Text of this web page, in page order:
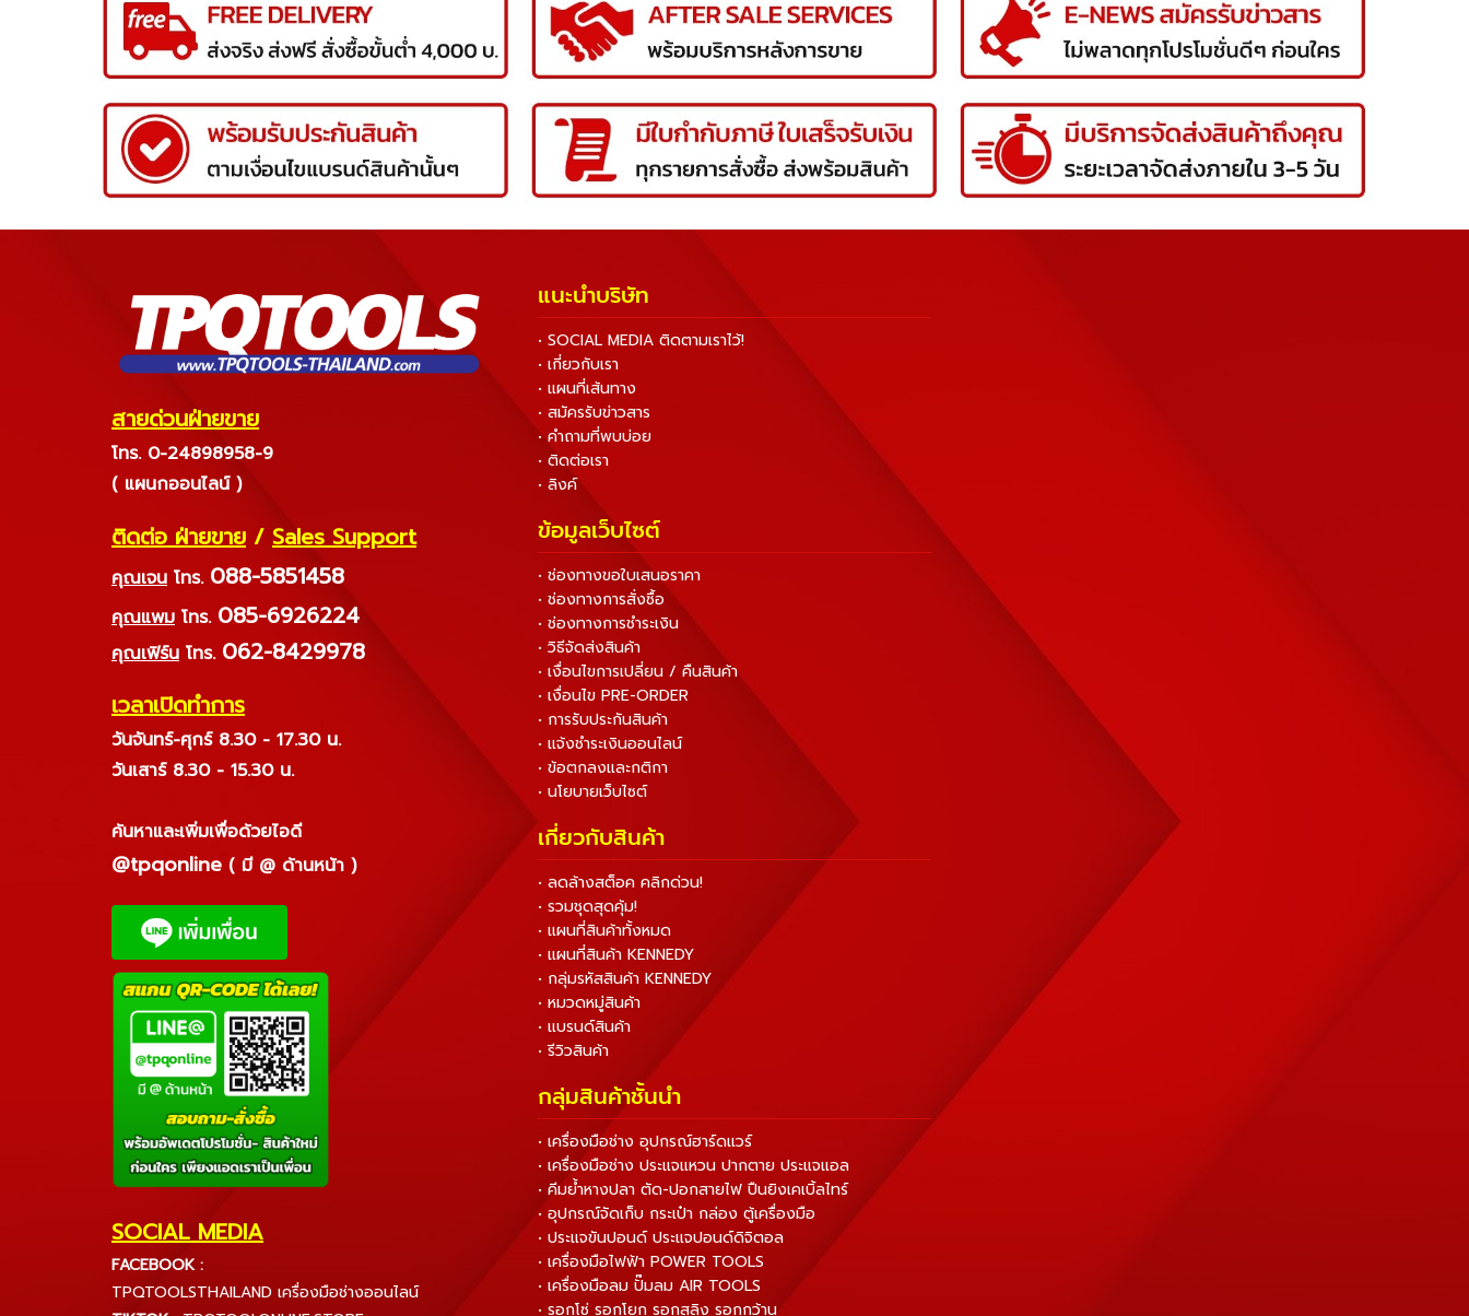
สายด่วนฝ่ายขาย
โทร. 0-24898958-9
( แผนกออนไลน์ )
ติดต่อ ฝ่ายขาย / Sales Support
คุณเจน โทร. 088-5851458
คุณแพม โทร. 085-6926224
คุณเฟิร์น โทร. 062-8429978
เวลาเปิดทำการ
วันจันทร์-ศุกร์ 8.30 - 17.30 น.
วันเสาร์ 8.30 - 15.30 น.
ค้นหาและเพิ่มเพื่อด้วยไอดี
@tpqonline ( มี @ ด้านหน้า )
SOCIAL MEDIA
FACEBOOK :
TPQTOOLSTHAILAND เครื่องมือช่างออนไลน์
แนะนำบริษัท
• SOCIAL MEDIA ติดตามเราไว้!
• เกี่ยวกับเรา
• แผนที่เส้นทาง
• สมัครรับข่าวสาร
• คำถามที่พบบ่อย
• ติดต่อเรา
• ลิงค์
ข้อมูลเว็บไซต์
• ช่องทางขอใบเสนอราคา
• ช่องทางการสั่งซื้อ
• ช่องทางการชำระเงิน
• วิธีจัดส่งสินค้า
• เงื่อนไขการเปลี่ยน / คืนสินค้า
• เงื่อนไข PRE-ORDER
• การรับประกันสินค้า
• แจ้งชำระเงินออนไลน์
• ข้อตกลงและกติกา
• นโยบายเว็บไซต์
เกี่ยวกับสินค้า
• ลดล้างสต็อค คลิกด่วน!
• รวมชุดสุดคุ้ม!
• แผนที่สินค้าทั้งหมด
• แผนที่สินค้า KENNEDY
• กลุ่มรหัสสินค้า KENNEDY
• หมวดหมู่สินค้า
• แบรนด์สินค้า
• รีวิวสินค้า
กลุ่มสินค้าชั้นนำ
• เครื่องมือช่าง อุปกรณ์ฮาร์ดแวร์
• เครื่องมือช่าง ประแจแหวน ปากตาย ประแจแอล
• คีมย้ำหางปลา ตัด-ปอกสายไฟ ปืนยิงเคเบิ้ลไทร์
• อุปกรณ์จัดเก็บ กระเป๋า กล่อง ตู้เครื่องมือ
• ประแจขันปอนด์ ประแจปอนด์ดิจิตอล
• เครื่องมือไฟฟ้า POWER TOOLS
• เครื่องมือลม ปั๊มลม AIR TOOLS
• รอกโซ่ รอกโยก รอกสลิง รอกกว้าน